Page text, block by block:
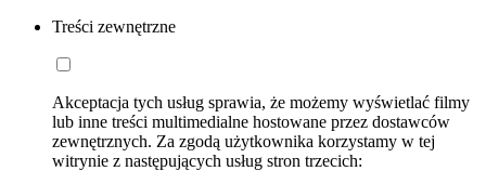
Treści zewnętrzne
Akceptacja tych usług sprawia, że możemy wyświetlać filmy
lub inne treści multimedialne hostowane przez dostawców
zewnętrznych. Za zgodą użytkownika korzystamy w tej
witrynie z następujących usług stron trzecich: